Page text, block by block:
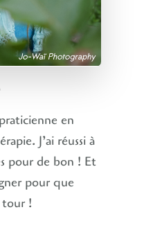
en
J’ai réussi à
pour de bon ! Et
pour que
tour !